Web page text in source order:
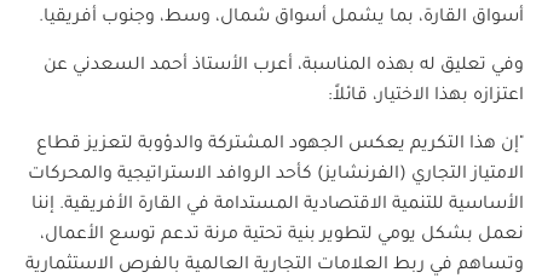
أسواق القارة، بما يشمل أسواق شمال، وسط، وجنوب أفريقيا.
وفي تعليق له بهذه المناسبة، أعرب الأستاذ أحمد السعدني عن
اعتزازه بهذا الاختيار، قائلاً:
إن هذا التكريم يعكس الجهود المشتركة والدؤوبة لتعزيز قطاع
الامتياز التجاري (الفرنشايز) كأحد الروافد الاستراتيجية والمحركات
الأساسية للتنمية الاقتصادية المستدامة في القارة الأفريقية. إننا
نعمل بشكل يومي لتطوير بنية تحتية مرنة تدعم توسع الأعمال،
وتساهم في ربط العلامات التجارية العالمية بالفرص الاستثمارية